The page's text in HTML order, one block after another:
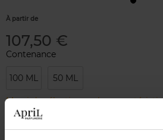
À partir de
107,50 €
Contenance
100 ML 50 ML
Merci de sélectionner les